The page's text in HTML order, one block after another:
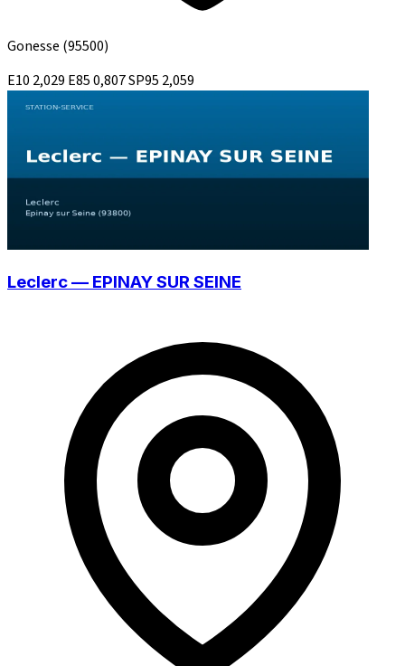
Gonesse (95500)
E10 2,029 E850,807SP95 2,059
Leclerc — EPINAY SUR SEINE